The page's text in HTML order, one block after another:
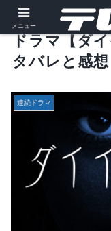
ドラマ【ダ
タバレと感
連続ドラマ
メニュー